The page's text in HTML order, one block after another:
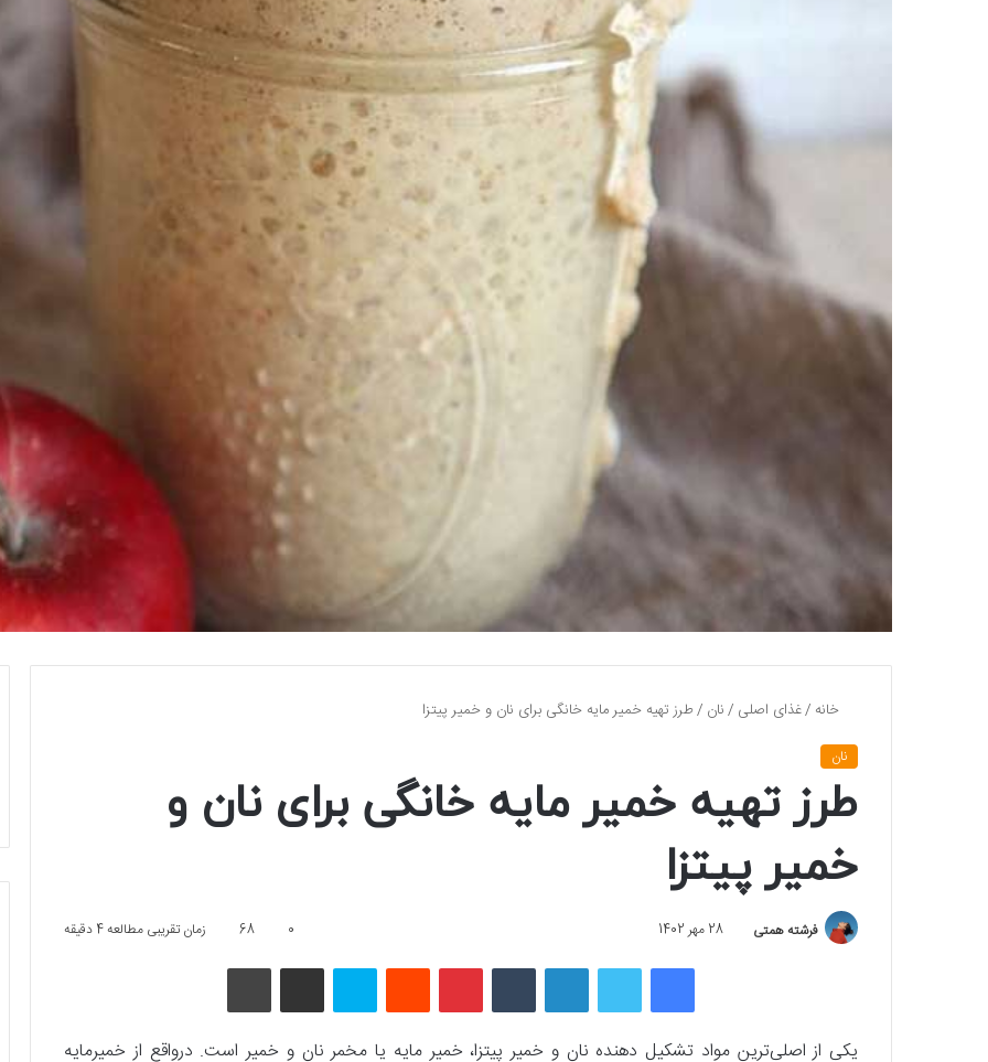
خانه /غذای اصلی /نان /طرز تهیه خمیر مایه خانگی برای نان و خمیر پیتزا
نان
طرز تهیه خمیر مایه خانگی برای نان و
خمیر پیتزا
فرشته همتی 28 مهر 1402 0
68 زمان تقریبی مطالعه 4 دقیقه
فیسبوک لینکداین پینتریست اسکایپ
یکی از اصلی‌ترین مواد تشکیل دهنده نان و خمیر پیتزا، خمیر مایه یا مخمر نان و خمیر است. درواقع از خمیرمایه